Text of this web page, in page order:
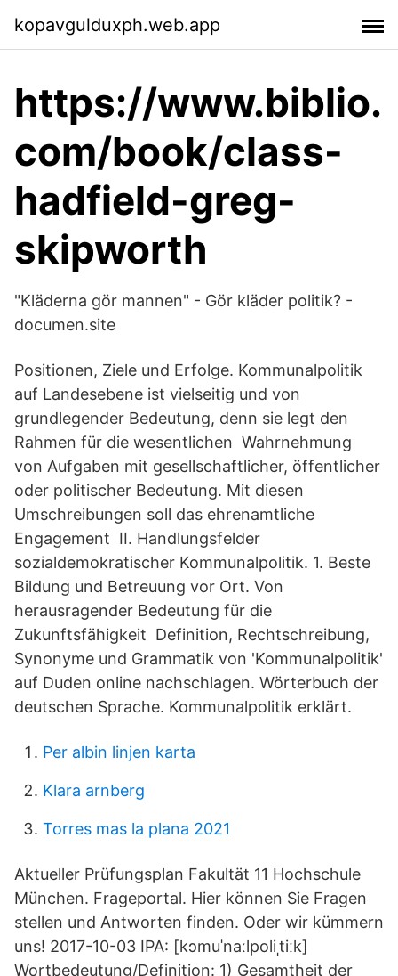
kopavgulduxph.web.app
https://www.biblio.
com/book/class-
hadfield-greg-
skipworth
"Kläderna gör mannen" - Gör kläder politik? -
documen.site
Positionen, Ziele und Erfolge. Kommunalpolitik
auf Landesebene ist vielseitig und von
grundlegender Bedeutung, denn sie legt den
Rahmen für die wesentlichen Wahrnehmung
von Aufgaben mit gesellschaftlicher, öffentlicher
oder politischer Bedeutung. Mit diesen
Umschreibungen soll das ehrenamtliche
Engagement II. Handlungsfelder
sozialdemokratischer Kommunalpolitik. 1. Beste
Bildung und Betreuung vor Ort. Von
herausragender Bedeutung für die
Zukunftsfähigkeit Definition, Rechtschreibung,
Synonyme und Grammatik von 'Kommunalpolitik'
auf Duden online nachschlagen. Wörterbuch der
deutschen Sprache. Kommunalpolitik erklärt.
Per albin linjen karta
Klara arnberg
Torres mas la plana 2021
Aktueller Prüfungsplan Fakultät 11 Hochschule
München. Frageportal. Hier können Sie Fragen
stellen und Antworten finden. Oder wir kümmern
uns! 2017-10-03 IPA: [kɔmuˈnaːlpoliˌtiːk]
Wortbedeutung/Definition: 1) Gesamtheit der